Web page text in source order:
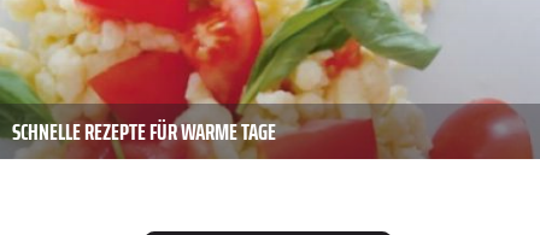
SCHNELLE REZEPTE FÜR WARME TAGE